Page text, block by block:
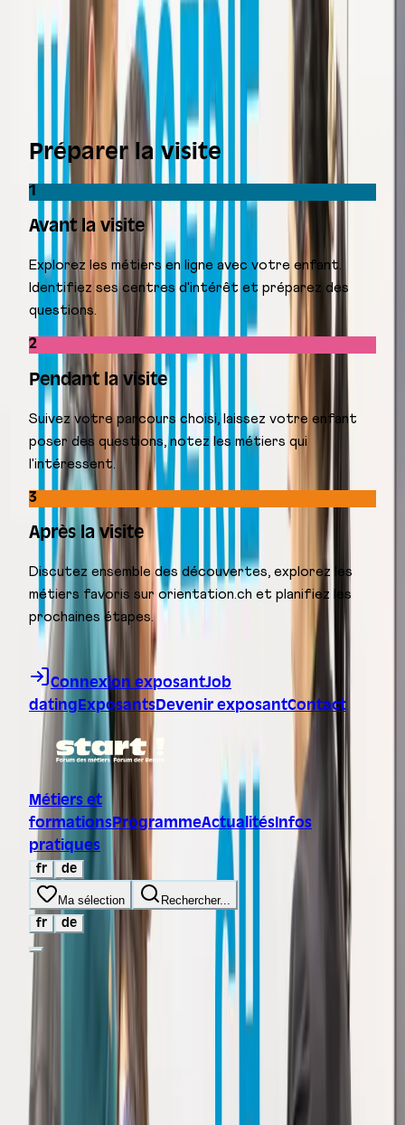
Préparer la visite
1
Avant la visite
Explorez les métiers en ligne avec votre enfant.
Identifiez ses centres d'intérêt et préparez des
questions.
2
Pendant la visite
Suivez votre parcours choisi, laissez votre enfant
poser des questions, notez les métiers qui
l'intéressent.
3
Après la visite
Discutez ensemble des découvertes, explorez les
métiers favoris sur orientation.ch et planifiez les
prochaines étapes.
Aller au contenu
Connexion exposantJob
dating ExposantsDevenir exposantContact
Métiers et
formationsProgrammeActualités Infos
pratiques
fr de
Ma sélection Rechercher...
fr de
Métiers et formations Programme Actualités
Infos
Enseignant·e·s
Exposants
Connexion exposant